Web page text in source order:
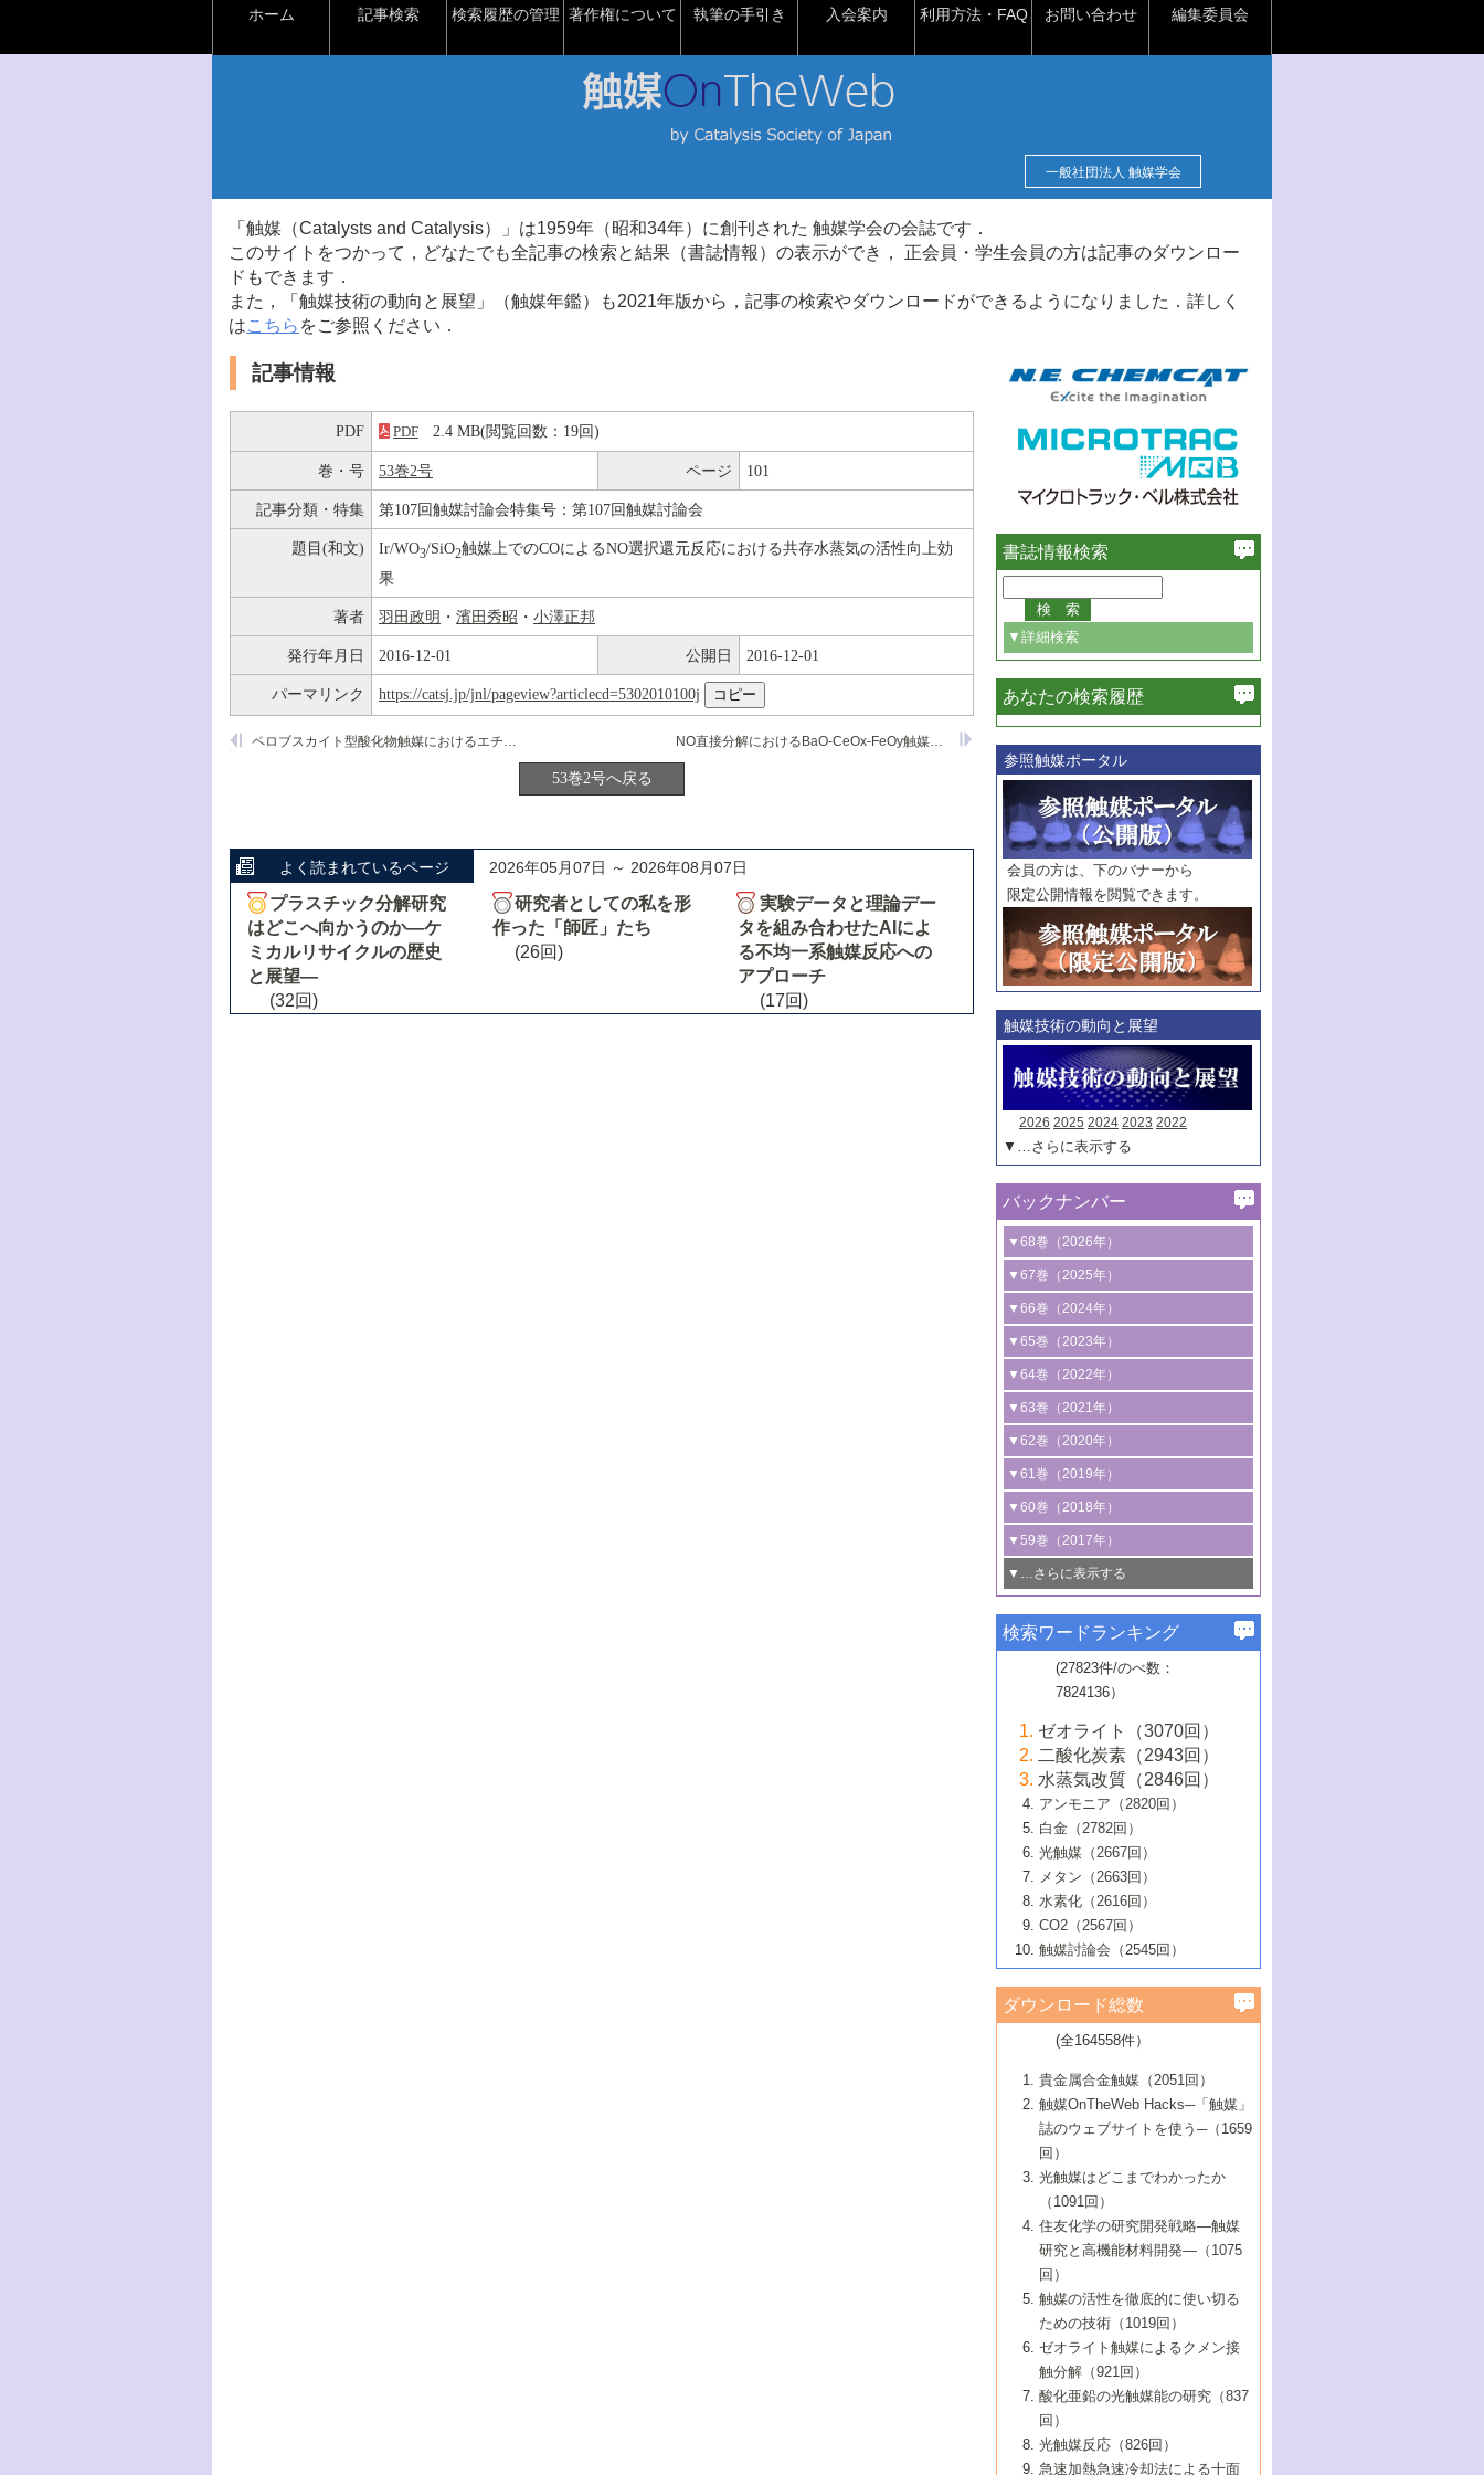
ホーム 記事検索 検索履歴の管理 著作権について 執筆の手引き 入会案内 利用方法・FAQ お問い合わせ 編集委員会
一般社団法人 触媒学会
「触媒（Catalysts and Catalysis）」は1959年（昭和34年）に創刊された 触媒学会の会誌です．
このサイトをつかって，どなたでも全記事の検索と結果（書誌情報）の表示ができ， 正会員・学生会員の方は記事のダウンロー
ドもできます．
また，「触媒技術の動向と展望」（触媒年鑑）も2021年版から，記事の検索やダウンロードができるようになりました．詳しく
はこちら をご参照ください．
記事情報
PDF PDF 2.4 MB(閲覧回数：19回)
巻・号 53巻2号 ページ 101
記事分類・特集 第107回触媒討論会特集号：第107回触媒討論会
題目(和文) Ir/WO3/SiO2触媒上でのCOによるNO選択還元反応における共存水蒸気の活性向上効
果
著者 羽田政明 ・ 濱田秀昭 ・ 小澤正邦
発行年月日 2016-12-01 公開日 2016-12-01
パーマリンク https://catsj.jp/jnl/pageview?articlecd=5302010100j
NO直接分解におけるBaO-CeOx-FeOy触媒のFe修飾による効果
ペロブスカイト型酸化物触媒におけるエチルベンゼン脱水素の速度論的解析
53巻2号へ戻る
よく読まれているページ 2026年05月07日 ～ 2026年08月07日
プラスチック分解研究
はどこへ向かうのか―ケ
ミカルリサイクルの歴史
と展望―
(32回)
研究者としての私を形
作った「師匠」たち
(26回)
実験データと理論デー
タを組み合わせたAIによ
る不均一系触媒反応への
アプローチ
(17回)
書誌情報検索
▼詳細検索
必ず含む
巻・号指定
巻
号
範囲指定
巻
号～
巻
号
触媒年鑑
年度
記事種別
マーク：
マークあり
あなたの検索履歴
参照触媒ポータル
会員の方は、下のバナーから
限定公開情報を閲覧できます。
触媒技術の動向と展望
2026 2025 2024 2023 2022
▼…さらに表示する
バックナンバー
▼68巻（2026年）
1号 過酸化水素合成に関する研究動向
2号 コンピューター技術により加速する
触媒開発
3号 有機分子変換やCO 資源化のための
光触媒に関する最近の研究
B号 第137回触媒討論会（2026年）
▼67巻（2025年）
1号 CO
水素化によるグリーン燃料/グリ
ーンケミカル製造
2号 水素製造のための水分解技術に関す
る最近の研究
3号 オレフィン系樹脂の精密合成に関す
る最新技術
4号 アルコール類の効率的変換を実現す
る非貴金属触媒の研究動向
5号 ゼオライトの合成と応用における研
究動向
6号 ヘテロ接合界面
B号 第135回触媒討論会（2025年）
▼66巻（2024年）
1号 低次元ナノ構造を有する触媒材料
2号 規制反応場を活用した固体触媒研究
の新展開
3号 未踏分子変換を目指した酸化触媒プ
ロセスの最前線
4号 シンクロトロン放射光および中性子
線を利用した触媒解析技術の最先端
5号 単原子触媒
6号 参照触媒委員会からのお知らせ
B号 第133回触媒討論会（2023年）
▼65巻（2023年）
1号 炭素が関わる触媒機能
2号 プラスチックケミカルリサイクルの
ための触媒技術
3号 非酸化物系金属化合物を基盤とした
触媒材料の開発
4号 格子酸素・格子酸素欠陥を利用した
触媒反応
5号 生体触媒によるエネルギー変換反応
6号 窒素とリンの循環のための触媒・機
能性材料
▼64巻（2022年）
1号 合成ガス製造とCOを用いるケミカル
ズ合成の最新動向
2号 化学品合成のための合金触媒開発
3号 CO の排出削減および有効活用のた
めの触媒技術
4号 若手による情報発信企画～とびたて
若き触媒の研究者たち～（1）
若き触媒の研究者たち～（2）
6号 石油のノーブル・ユースを志向した
触媒技術
大学：オンライン・対面開催）
▼63巻（2021年）
1号 金触媒の新展開
2号 ペロブスカイト
3号 特殊反応場を利用した触媒的分子変
換反応
4号 多孔質材料を用いた触媒の新展開
5号 情報学的手法を用いた触媒開発
6号 カーボンニュートラルに向けた電解
技術
B号 第127回触媒討論会（2021年・オン
ライン開催(Zoom)のみ）
▼62巻（2020年）
1号 触媒設計を拓く欠陥構造のキャラク
タリゼーション
2号 機能化学品製造に資するクリーンな
触媒的酸化反応
3号 水処理のための触媒化学
4号 光触媒を用いた水分解の最新の研究
動向
5号 次世代の触媒プロセスを支えるマイ
6号 メタン転換技術の最新動向
B号 第125回触媒討論会（2020年・工学
院大学）
▼61巻（2019年）
1号 物質移動制御に着目した触媒プロセ
ス開発
2号 CO2 フリー水素サプライチェーンに
関わる触媒開発動向
3号 精密高分子合成に関する最近の研究
動向
4号 バイオマス化成品製造のための触媒
5号 固体触媒による含窒素有機化合物変
換の最前線
6号 貴金属使用量低減に向けた自動車排
ガス浄化触媒の開発
B号 第123回触媒討論会（2019年・大阪
▼60巻（2018年）
1号 固体酸触媒の最新の研究動向
2号 二酸化炭素からの有用化学品合成
3号 ナノ粒子・クラスター触媒の最前線
4号 60周年記念企画
5号 進化するゼオライト合成技術
6号 非貴金属系触媒における電気化学的
B号 第121回触媒討論会（2018年・東京
大学）
▼59巻（2017年）
1号 いたるところに，触媒
最先端技術
3号 無機分離膜材料の開発と触媒反応プ
ロセスへの適用
5号 水素のふるまいを解き明かす最先端
研究
6号 低級アルカンの有効利用のための触
媒技術
B号 第119回触媒討論会（2017年・首都
大学東京）
▼…さらに表示する
1号 ユニークな構造の高分子を生み出す触
2号 リグニンからの化成品製造に向けた触
媒技術
3号 触媒研究の最先端～とびたて若き研究
者たち～（1）
4号 触媒研究の最先端～とびたて若き研究
者たち～（2）
5号 触媒研究の最先端～とびたて若き研究
者たち～（3）
6号 イオニクス材料と燃料電池・電解合成
の最新の研究動向
B号 第117回触媒討論会（2016年・大阪府
立大学）
▼57巻（2015年）
1号 水素キャリアにかかわる触媒技術の新
2号 石油精製用触媒の最近の進展
3号 固体酸化物形燃料電池（SOFC）におけ
るアノード触媒上での燃料直接改質技術
4号 コアシェル構造の制御による触媒機能
5号 工業触媒およびその周辺技術の最近の
進歩
6号 ナノシート
B号 第115回触媒討論会（2015年・成蹊大
▼56巻（2014年）
2号 光触媒反応機構に関する最新の研究動
向
開発動向
4号 人工光合成に向けた近年のアプローチ
5号 未利用熱エネルギーの有効活用に貢献
する触媒技術
6号 ポリオキソメタレート
B号 第113回触媒討論会（2014年・ロワジ
ールホテル豊橋）
1号 高耐久性燃料電池システム用触媒にお
ける新展開
2号 リビングラジカル重合の最近の動向
3号 天然ガスの化学工業的展開に関する触
媒技術
4号 貴金属触媒の精密構造制御とその活用
5号 バイオマス化成品製造のための固体触
6号 ナノ空間─吸着状態解析から新機能開拓
B号 第111回触媒討論会（2013年・関西大
▼54巻（2012年）
1号 規則性多孔体の利用技術における最近
の進歩
2号 第109回触媒討論会
3号 貴金属低減技術の最新動向
4号 貴金属代替技術の最新動向
5号 光触媒による物質変換反応の新展開
6号 グラフェン
7号 水素を利用する化成品合成の新潮流
▼53巻（2011年）
1号 金属学から見る合金触媒の新展開
2号 第107回触媒討論会
3号 触媒のその場観察法の進歩（１）
4号 触媒のその場観察法の進歩（２）
5号 不活性結合の触媒的活性化による有機
合成
6号 新しい固体酸触媒技術
7号 ゼオライト合成における最近の進歩
▼52巻（2010年）
1号 触媒の劣化対策と長寿命触媒開発
2号 第105回触媒討論会
3号 ナノ構造が拓く新機能
4号 活性サイトおよびその環境の精密な設
計による触媒の高機能化
5号 触媒を有効に使うための技術
7号 有機分子触媒による精密有機合成
8号 高機能化ポリオレフィンに向けた重合
触媒の最近の進展
1号 炭素材料－熱い注目を集める材料－
2号 第103回触媒討論会
3号 環境浄化用光触媒の現状と課題
4号 水素社会の実現に向けた水素製造・貯
蔵技術の進歩
5号 CO2が関わる触媒・材料
7号 持続可能社会実現のための触媒および
触媒関連技術
▼50巻（2008年）
1号 触媒化学と学会のこの10年，半世紀，
そして未来
2号 第101回触媒討論会
4号 錯体を利用したユニークな表面構造の
構築と機能
5号 若手会員による触媒研究の未来展望1：
企業編
6号 第102回触媒討論会
7号 触媒・化学反応における計算化学の進
8号 若手研究者による触媒研究の未来展望
2：大学・研究所編
▼49巻（2007年）
1号 含フッ素化合物の合成と触媒
2号 第99回触媒討論会
3号 実用的ファインケミカル合成プロセス
を実現する触媒
5号 こんな物質，あんな物質―新たな触媒
の可能性―
7号 『結晶の化学』を活かした触媒研究
8号 イオン液体の応用
▼48巻（2006年）
1号 固体酸触媒の最近の進歩
2号 第97回触媒討論会
3号 リビング重合触媒の最近の展開
5号 水素製造・貯蔵のための触媒技術の新
しい展開
6号 第98回触媒討論会
7号 基礎化学品製造の触媒技術
8号 多機能型リアクター
1号 最近の触媒担体とその効果
2号 第95回触媒討論会
4号 水分解用光触媒材料
5号 時間分解分光の進歩と応用
6号 第96回触媒討論会
8号 超臨界流体を用いた化学プロセスの新
▼46巻（2004年）
1号 部分酸化反応触媒の最前線
2号 第93回触媒討論会
3号 特殊エネルギー場の触媒反応
4号 生体内における金属の触媒作用
5号 ファインケミカルズの展開に寄与する
6号 第94回触媒討論会
7号 サブナノレベルでみた新しい表面現象
8号 オレフィン重合触媒の新たな展
▼45巻（2003年）
1号 なぜこの触媒が良いのか？
2号 第91回触媒討論会
3号 最近の自動車排ガス処理技術
4号 触媒研究の現状と将来─第90回触媒討論
5号 基礎化学品製造の触媒技術
6号 第92回触媒討論会
7号 基礎化学品製造の触媒技術
8号 資源の循環と触媒技術
▼44巻（2002年）
1号 高次制御された触媒の化学
2号 第89回触媒討論会
3号 触媒を利用した電気化学の新展開
4号 ナノ材料の調製と機能化
5号 こんな触媒が欲しい
6号 第90回触媒討論会
7号 触媒研究と学術雑誌/情報
8号 若い世代からみた触媒化学の現状と未
▼43巻（2001年）
1号 グリーンケミストリーと触媒
2号 第87回触媒討論会特集号
3号 生体触媒とバイオプロセス
4号 水素製造・利用の触媒化学
5号 触媒研究における新しい切り口：コン
ビナトリアルケミストリー
6号 第88回触媒討論会特集号
7号 企業における触媒研究のブレークスル
8号 この材料を触媒として使ってみません
▼42巻（2000年）
1号 触媒反応工学の明日を拓く
2号 第85回触媒討論会
3号 反応ダイナミクス
5号 触媒のおもしろさをどのように伝える
6号 第86回触媒討論会
7号 水素化精製触媒の新しい展開
8号 新しい反応性と機能性を目指した金属
クラスタ-化学
▼41巻（1999年）
1号 孔、穴、あな?-特異な空間とその利用-
2号 第83回触媒討論会
3号 均一系触媒反応最前線
4号 実用炭素材料の新展開
5号 研究の方法論を考える
7号 機能性金属材料と触媒
8号 触媒研究へのNMRの応用と展望
▼40巻（1998年）
進展と21世紀への提言/創立40周年記念・触
媒学会この10年の歩みとこれから/創立40周
2号 第81回触媒討論会
3号 計算機触媒化学へのさそい
4号 触媒劣化の制御と予測
5号 最新の実用プロセスと触媒
6号 第82回触媒討論会
1号 均一系と不均一系触媒反応-その特徴と
接点
2号 第79回触媒討論会
3号 最新NO除去触媒の実用化研究
4号 新しい反応場を目指した触媒調製
5号 反応・分離技術の新しい展開
6号 第80回触媒討論会
▼38巻（1996年）
1号 触媒の構造と触媒作用/C1化学を中心と
する21世紀への触媒
3号 オリンピックメダル:金・銀・銅はどん
な触媒作用を示すか
4号 触媒作用における機能の複合化
▼37巻（1995年）
1号 ファインケミカルズと固体触媒
2号 第75回触媒討論会
3号 希土類を利用した触媒
4号 触媒とリサイクル
5号 エネルギー変換触媒
▼36巻（1994年）
1号 電気化学と触媒
2号 第73回触媒討論会
3号 C4化学の展開
4号 《通常号》
▼35巻（1993年）
1号 工業触媒開発マニュアル―探索から工
業化まで
2号 第71回触媒討論会
▼34巻（1992年）
1号 インパクトを与えたこの研究
2号 第69回触媒討論会
▼33巻（1991年）
1号 触媒プロセス開発マニュアル―探索か
▼32巻（1990年）
検索ワードランキング
(27823件/のべ数：
7824136）
ゼオライト（3070回）
二酸化炭素（2943回）
水蒸気改質（2846回）
アンモニア（2820回）
白金（2782回）
光触媒（2667回）
メタン（2663回）
水素化（2616回）
CO2（2567回）
触媒討論会（2545回）
ダウンロード総数
(全164558件）
貴金属合金触媒（2051回）
触媒OnTheWeb Hacks─「触媒」
誌のウェブサイトを使う─（1659
回）
光触媒はどこまでわかったか
（1091回）
住友化学の研究開発戦略―触媒
研究と高機能材料開発―（1075
回）
触媒の活性を徹底的に使い切る
ための技術（1019回）
ゼオライト触媒によるクメン接
触分解（921回）
酸化亜鉛の光触媒能の研究（837
回）
光触媒反応（826回）
急速加熱急速冷却法による十面